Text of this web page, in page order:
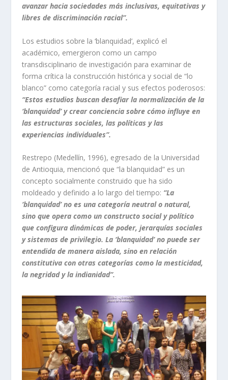
avanzar hacia sociedades más inclusivas, equitativas y
libres de discriminación racial”.
Los estudios sobre la ‘blanquidad’, explicó el
académico, emergieron como un campo
transdisciplinario de investigación para examinar de
forma crítica la construcción histórica y social de “lo
blanco” como categoría racial y sus efectos poderosos:
“Estos estudios buscan desafiar la normalización de la
‘blanquidad’ y crear conciencia sobre cómo influye en
las estructuras sociales, las políticas y las
experiencias individuales”.
Restrepo (Medellín, 1996), egresado de la Universidad
de Antioquia, mencionó que “la blanquidad” es un
concepto socialmente construido que ha sido
moldeado y definido a lo largo del tiempo: “La
‘blanquidad’ no es una categoría neutral o natural,
sino que opera como un constructo social y político
que configura dinámicas de poder, jerarquías sociales
y sistemas de privilegio. La ‘blanquidad’ no puede ser
entendida de manera aislada, sino en relación
constitutiva con otras categorías como la mesticidad,
la negridad y la indianidad”.